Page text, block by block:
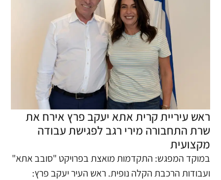
ראש עיריית קרית אתא יעקב פרץ אירח את
שרת התחבורה מירי רגב לפגישת עבודה
מקצועית
​במוקד המפגש: התקדמות מואצת בפרויקט "סובב אתא"
ועבודות הרכבת הקלה נופית. ראש העיר יעקב פרץ: